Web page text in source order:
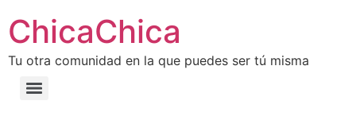
ChicaChica
Tu otra comunidad en la que puedes ser tú misma